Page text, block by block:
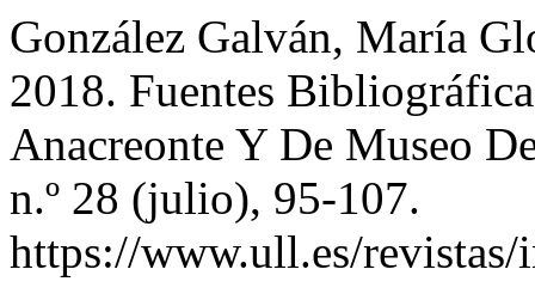
González Galván, María
2018. Fuentes
Anacreonte Y De Museo
n.º 28 (julio), 95-107.
https://www.ull.es/